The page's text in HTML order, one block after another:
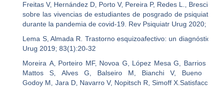
Freitas V, Hernández D, Porto V, Pereira P, Redes L., Brescia
sobre las vivencias de estudiantes de posgrado de
durante la pandemia de covid-19. Rev Psiquiatr Urug 2020;
Lema S, Almada R. Trastorno esquizoafectivo: un diagnóstico
Urug 2019; 83(1):20-32
Moreira A, Porteiro MF, Novoa G, López Mesa G, Barrios
Mattos S, Alves G, Balseiro M, Bianchi V, Bueno N,
Godoy M, Jara D, Navarro V, Nopitsch R, Simoff